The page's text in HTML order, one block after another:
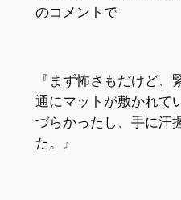
のコメントで
『まず怖さもだけど
通にマットが敷かれて
づらかったし、手に汗
た。』